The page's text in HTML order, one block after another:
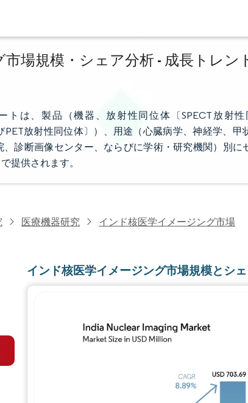
場規模・シェア分析 - 成長トレン
トは、製品（機器、放射性同位体〔SPECT放射
PET放射性同位体〕）、用途（心臓病学、神経学、甲
診断画像センター、ならびに学術・研究機関）別に
提供されます。
医療機器研究 インド核医学イメージング市場
インド核医学イメージング市場規模とシ